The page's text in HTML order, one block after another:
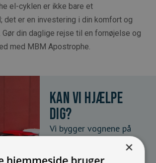
el-cyklen er ikke bare et
det er en investering i din komfort og
din daglige rejse til en fornøjelse og
med MBM Apostrophe.
Kan vi hjælpe
dig?
Vi bygger vognene på
bestilling og kan
skræddersy løsningen
×